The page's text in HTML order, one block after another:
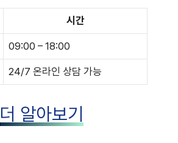
시간
09:00 – 18:00
24/7 온라인 상담 가능
더 알아보기